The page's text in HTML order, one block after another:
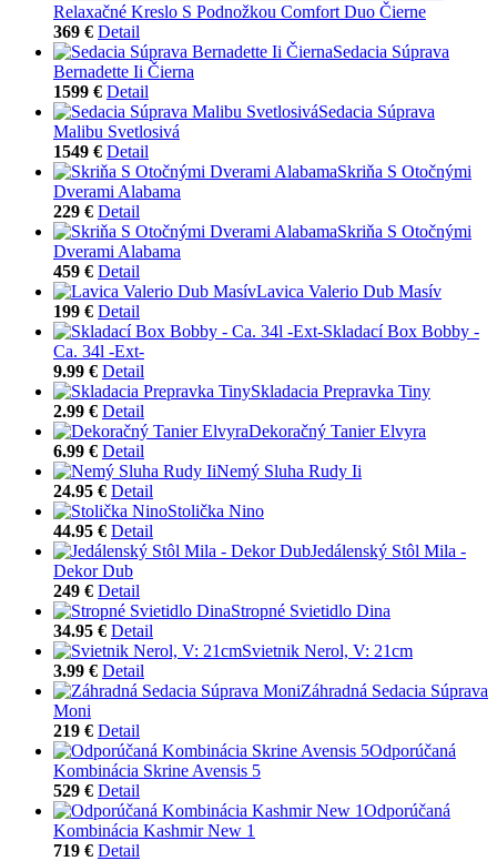
Relaxačné Kreslo S Podnožkou Comfort Duo Čierne
369 € Detail
Sedacia Súprava
Bernadette Ii Čierna
1599 € Detail
Sedacia Súprava
Malibu Svetlosivá
1549 € Detail
Skriňa S Otočnými
Dverami Alabama
229 € Detail
Skriňa S Otočnými
Dverami Alabama
459 € Detail
Lavica Valerio Dub Masív
199 € Detail
Skladací Box Bobby -
Ca. 34l -Ext-
9.99 € Detail
Skladacia Prepravka Tiny
2.99 € Detail
Dekoračný Tanier Elvyra
6.99 € Detail
Nemý Sluha Rudy Ii
24.95 € Detail
Stolička Nino
44.95 € Detail
Jedálenský Stôl Mila -
Dekor Dub
249 € Detail
Stropné Svietidlo Dina
34.95 € Detail
Svietnik Nerol, V: 21cm
3.99 € Detail
Záhradná Sedacia Súprava
Moni
219 € Detail
Odporúčaná
Kombinácia Skrine Avensis 5
529 € Detail
Odporúčaná
Kombinácia Kashmir New 1
719 € Detail